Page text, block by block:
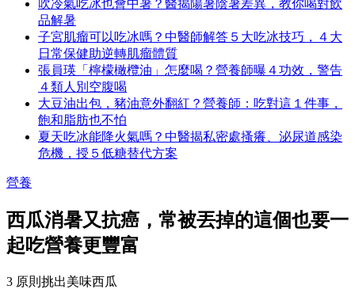
吹冷氣吃冰也會中暑？醫揭陽暑陰暑差異，教你喝對飲
品解暑
子宮肌瘤可以吃冰嗎？中醫師解答５大吃冰技巧，４大
日常保健助逆轉肌瘤體質
張員瑛「檸檬橄欖油」怎麼喝？營養師曝４功效，警告
４類人別空腹喝
大豆油出包，豬油意外翻紅？營養師：吃對這１件事，
飽和脂肪也不怕
夏天吃冰能降火氣嗎？中醫揭私密處搔癢、泌尿道感染
危機，授５低糖替代方案
營養
西瓜消暑又抗癌，常被丟掉的這個也要一
起吃營養更豐富
3 原則挑出美味西瓜